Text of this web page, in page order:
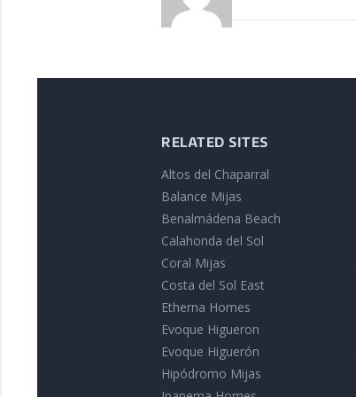
RELATED SITES
Altos del Chaparral
Balance Mijas
Benalmádena Beach
Calahonda del Sol
Coral Mijas
Costa del Sol East
Etherna Homes
Evoque Higueron
Evoque Higuerón
Hipódromo Mijas